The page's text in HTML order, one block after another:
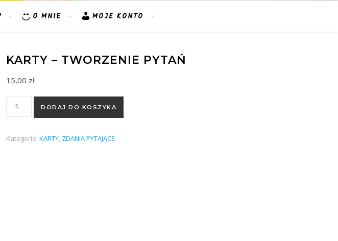
O MNIE MOJE KONTO
KARTY – TWORZENIE PYTAŃ
15,00 zł
ilość Karty - tworzenie pytań
DODAJ DO KOSZYKA
Kategorie: KARTY, ZDANIA PYTAJĄCE